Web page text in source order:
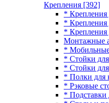
Крепления [392]
* Крепления
* Крепления
* Крепления
Монтажные
* Мобильные
* Стойки
* Стойки
* Полки для
* Рэковые
* Подставки